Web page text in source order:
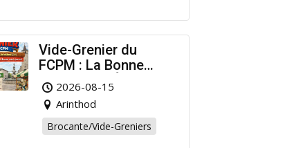
Vide-Grenier du
FCPM : La Bonne
Affaire de l’Été à
Arinthod !
2026-08-15
Arinthod
Brocante/Vide-Greniers